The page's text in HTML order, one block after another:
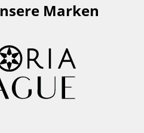
Marken